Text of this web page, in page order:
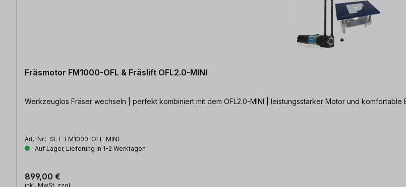
Fräsmotor FM1000-OFL & Fräslift OFL2.0-MINI
Werkzeuglos Fräser wechseln | perfekt kombiniert mit dem OFL2.0-MINI | leistungsstarker Motor und komfortable
Art.-Nr.: SET-FM1000-OFL-MINI
Auf Lager, Lieferung in 1-2 Werktagen
899,00 €
inkl. MwSt. zzgl.